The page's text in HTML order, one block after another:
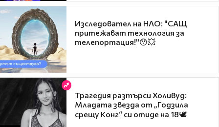
Изследовател на НЛО: "САЩ
притежават технология за
телепортация!"😯💥
Трагедия разтърси Холивуд:
Младата звезда от „Годзила
срещу Конг“ си отиде на 18🕊️